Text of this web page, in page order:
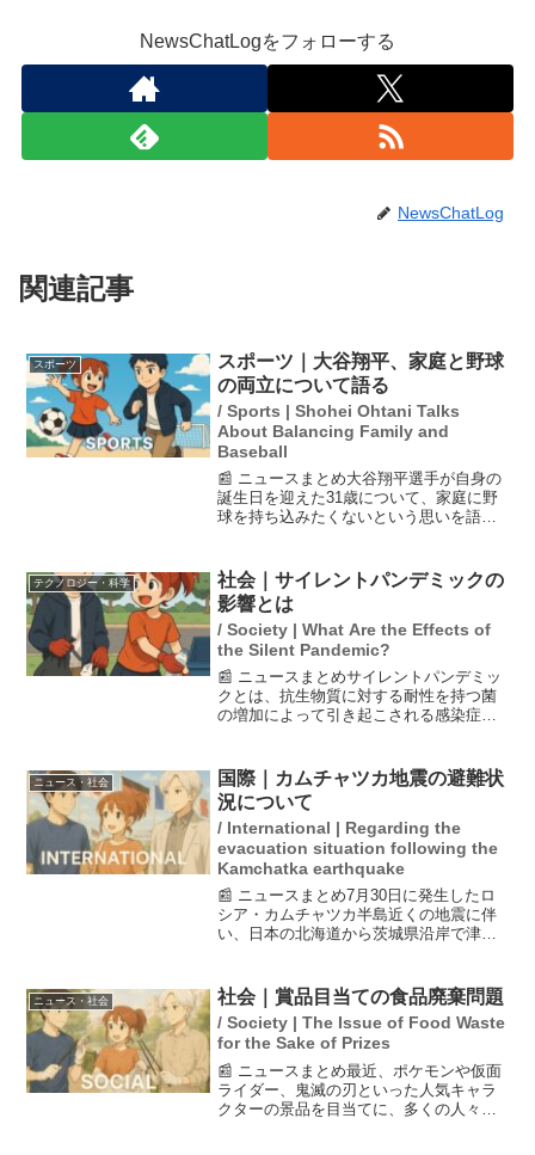
NewsChatLogをフォローする
NewsChatLog
関連記事
スポーツ
スポーツ｜大谷翔平、家庭と野球
の両立について語る
/ Sports | Shohei Ohtani Talks
About Balancing Family and
Baseball
📰 ニュースまとめ大谷翔平選手が自身の
誕生日を迎えた31歳について、家庭に野
球を持ち込みたくないという思いを語り
としての活動を明確に分けたいと考えて
いるようです。また...
テクノロジー・科学
社会｜サイレントパンデミックの
影響とは
/ Society | What Are the Effects of
the Silent Pandemic?
📰 ニュースまとめサイレントパンデミッ
クとは、抗生物質に対する耐性を持つ菌
の増加によって引き起こされる感染症の
ています。特に、日本においては百日ぜ
きや薬剤耐性菌...
ニュース・社会
国際｜カムチャツカ地震の避難状
況について
/ International | Regarding the
evacuation situation following the
Kamchatka earthquake
📰 ニュースまとめ7月30日に発生したロ
シア・カムチャツカ半島近くの地震に伴
い、日本の北海道から茨城県沿岸で津波
る8万人を超えたことが報道されました。
しかし、全体的に...
ニュース・社会 社会｜賞品目当ての食品廃棄問題
/ Society | The Issue of Food Waste
for the Sake of Prizes
📰 ニュースまとめ最近、ポケモンや仮面
ライダー、鬼滅の刃といった人気キャラ
クターの景品を目当てに、多くの人々が